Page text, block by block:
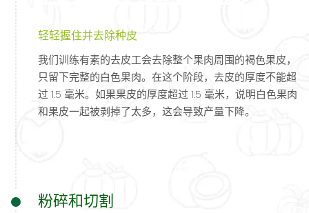
轻轻握住并去除种皮
我们训练有素的去皮工会去除整个果肉周围的褐色果皮，
只留下完整的白色果肉。在这个阶段，去皮的厚度不能超
过 1.5 毫米。如果果皮的厚度超过 1.5 毫米，说明白色果肉
和果皮一起被剥掉了太多，这会导致产量下降。
粉碎和切割